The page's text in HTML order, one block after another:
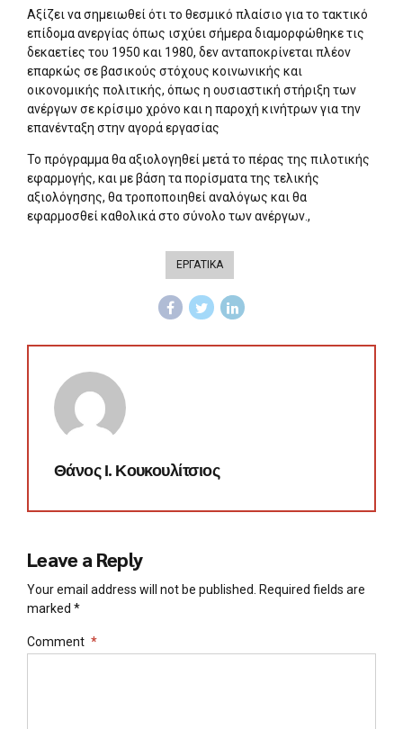
Αξίζει να σημειωθεί ότι το θεσμικό πλαίσιο για το τακτικό
επίδομα ανεργίας όπως ισχύει σήμερα διαμορφώθηκε τις
δεκαετίες του 1950 και 1980, δεν ανταποκρίνεται πλέον
επαρκώς σε βασικούς στόχους κοινωνικής και
οικονομικής πολιτικής, όπως η ουσιαστική στήριξη των
ανέργων σε κρίσιμο χρόνο και η παροχή κινήτρων για την
επανένταξη στην αγορά εργασίας
Το πρόγραμμα θα αξιολογηθεί μετά το πέρας της πιλοτικής
εφαρμογής, και με βάση τα πορίσματα της τελικής
αξιολόγησης, θα τροποποιηθεί αναλόγως και θα
εφαρμοσθεί καθολικά στο σύνολο των ανέργων.,
ΕΡΓΑΤΙΚΑ
Θάνος Ι. Κουκουλίτσιος
Leave a Reply
Your email address will not be published. Required fields are
marked *
Comment *